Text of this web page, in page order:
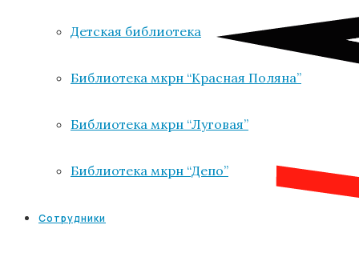
Детская библиотека
Библиотека мкрн “Красная Поляна”
Библиотека мкрн “Луговая”
Библиотека мкрн “Депо”
Сотрудники